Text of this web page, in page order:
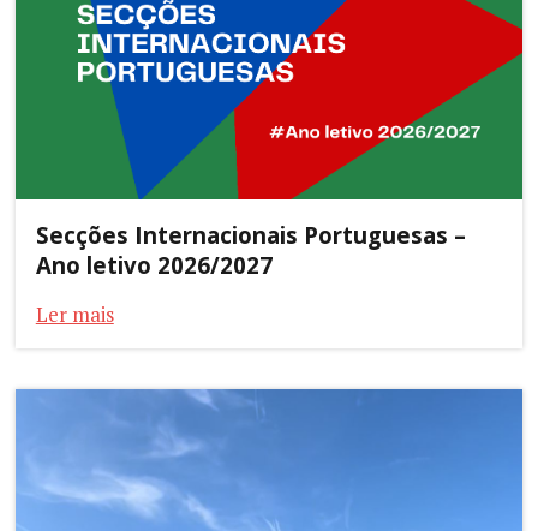
Secções Internacionais Portuguesas –
Ano letivo 2026/2027
Ler mais